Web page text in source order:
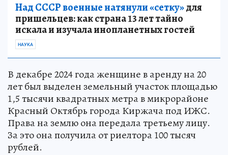
Над СССР военные натянули «сетку»для
пришельцев: как страна 13 лет тайно
искала и изучала инопланетных гостей
НАУКА
В декабре 2024 года женщине в аренду на 20
лет был выделен земельный участок площадью
1,5 тысячи квадратных метра в микрорайоне
Красный Октябрь города Киржача под ИЖС.
Права на землю она передала третьему лицу.
За это она получила от риелтора 100 тысяч
рублей.